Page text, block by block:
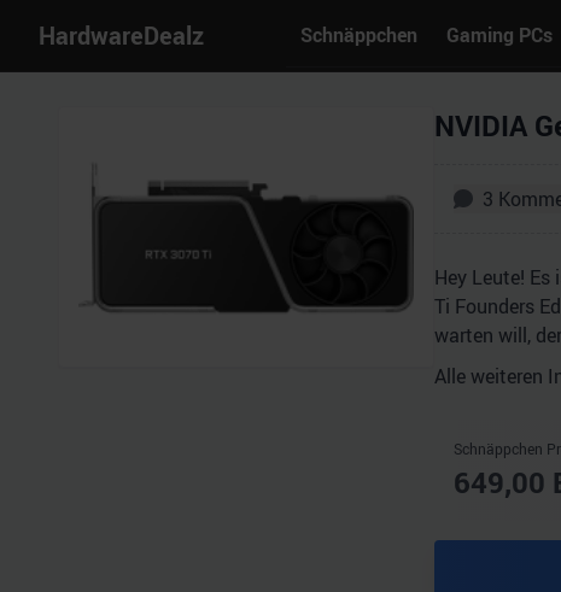
HardwareDealz Schnäppchen Gaming PCs
NVIDIA
3
Hey Leute!
Ti Founders
warten will,
Alle weiteren
Schnäppchen
649,00